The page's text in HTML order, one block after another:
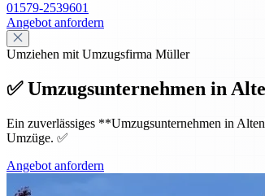
01579-2539601
Angebot anfordern
Umziehen mit Umzugsfirma Müller
✅ Umzugsunternehmen in
Ein zuverlässiges **Umzugsunternehmen in
Umzüge. ✅
Angebot anfordern